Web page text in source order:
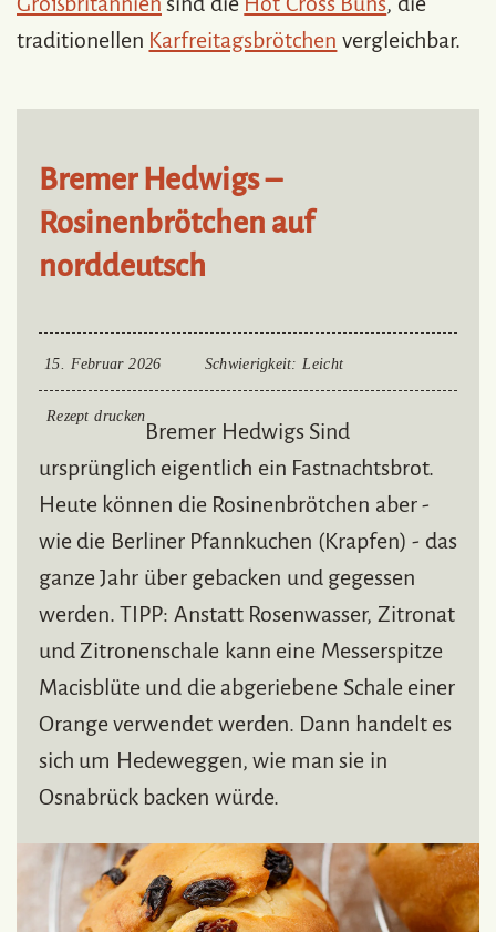
traditionellen Karfreitagsbrötchen vergleichbar.
Bremer Hedwigs –
Rosinenbrötchen auf
norddeutsch
15. Februar 2026 Schwierigkeit: Leicht
Rezept drucken
Bremer Hedwigs Sind
ursprünglich eigentlich ein Fastnachtsbrot.
Heute können die Rosinenbrötchen aber -
wie die Berliner Pfannkuchen (Krapfen) - das
ganze Jahr über gebacken und gegessen
werden. TIPP: Anstatt Rosenwasser, Zitronat
und Zitronenschale kann eine Messerspitze
Macisblüte und die abgeriebene Schale einer
Orange verwendet werden. Dann handelt es
sich um Hedeweggen, wie man sie in
Osnabrück backen würde.